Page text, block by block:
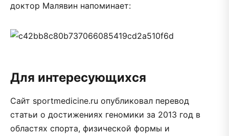
доктор Малявин напоминает:
Для интересующихся
Сайт sportmedicine.ru опубликовал перевод
статьи о достижениях геномики за 2013 год в
областях спорта, физической формы и